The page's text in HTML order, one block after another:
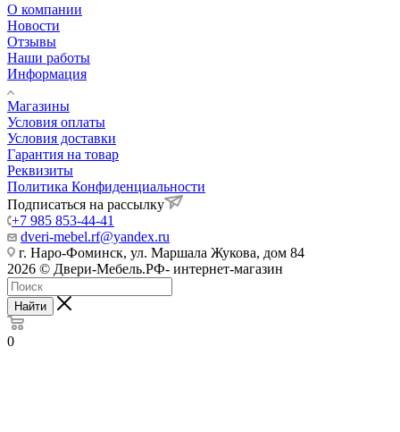
О компании
Новости
Отзывы
Наши работы
Информация
Магазины
Условия оплаты
Условия доставки
Гарантия на товар
Реквизиты
Политика Конфиденциальности
Подписаться на рассылку
+7 985 853-44-41
dveri-mebel.rf@yandex.ru
г. Наро-Фоминск, ул. Маршала Жукова, дом 84
2026 © Двери-Мебель.РФ- интернет-магазин
Найти
0